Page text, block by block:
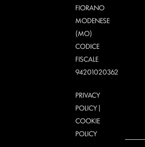
FIORANO
MODENESE
(MO)
CODICE
FISCALE
94201020362
PRIVACY
POLICY|
COOKIE
POLICY